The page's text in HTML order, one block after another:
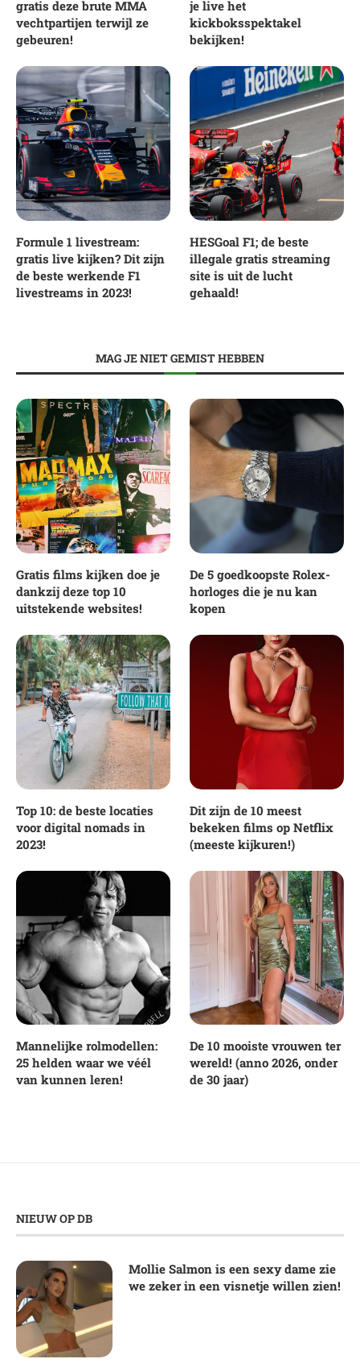
gratis deze brute MMA
vechtpartijen terwijl ze
gebeuren!
je live het
kickboksspektakel
bekijken!
Formule 1 livestream:
gratis live kijken? Dit zijn
de beste werkende F1
livestreams in 2023!
HESGoal F1; de beste
illegale gratis streaming
site is uit de lucht
gehaald!
MAG JE NIET GEMIST HEBBEN
Gratis films kijken doe je
dankzij deze top 10
uitstekende websites!
De 5 goedkoopste Rolex-
horloges die je nu kan
kopen
Top 10: de beste locaties
voor digital nomads in
2023!
Dit zijn de 10 meest
bekeken films op Netflix
(meeste kijkuren!)
Mannelijke rolmodellen:
25 helden waar we véél
van kunnen leren!
De 10 mooiste vrouwen ter
wereld! (anno 2026, onder
de 30 jaar)
NIEUW OP DB
Mollie Salmon is een sexy dame zie
we zeker in een visnetje willen zien!